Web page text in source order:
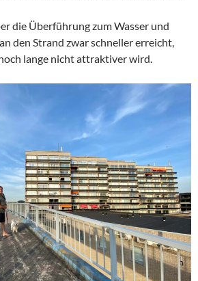
die Überführung zum Wasser und
den Strand zwar schneller erreicht,
lange nicht attraktiver wird.